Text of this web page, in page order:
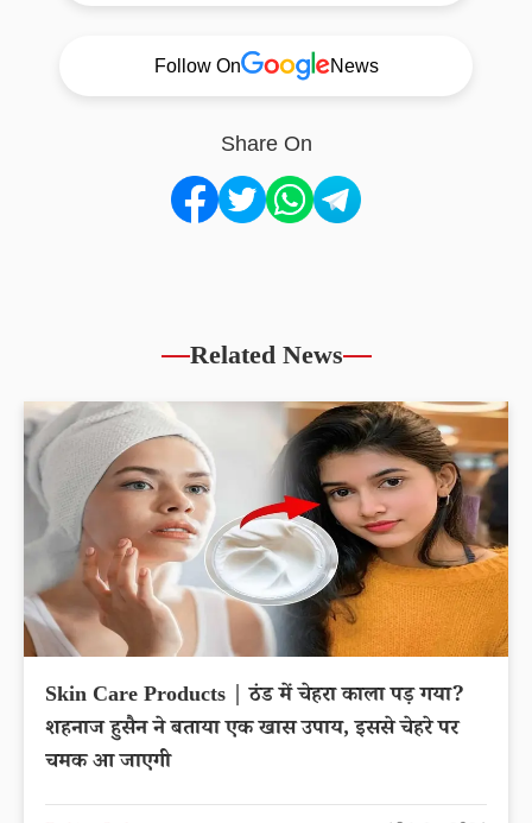
Follow On News
Share On
Related News
Skin Care Products | ठंड में चेहरा काला पड़ गया?
शहनाज हुसैन ने बताया एक खास उपाय, इससे चेहरे पर
चमक आ जाएगी